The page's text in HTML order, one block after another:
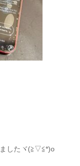
したヾ(≧▽≦*)o